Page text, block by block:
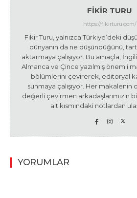
FIKIR TURU
https://fikirturu.com/
Fikir Turu, yalnızca Türkiye’deki
dünyanın da ne düşündüğünü,
aktarmaya çalışıyor. Bu amaçla,
Almanca ve Çince yazılmış önemli
bölümlerini çevirerek, editoryal
sunmaya çalışıyor. Her makalenin
değerli çevirmen arkadaşlarımızın
alt kısmındaki notlardan
YORUMLAR